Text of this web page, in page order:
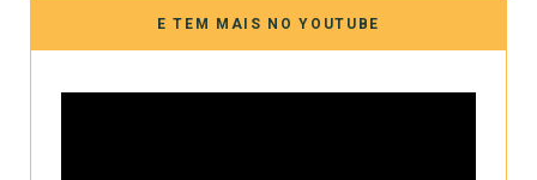
E TEM MAIS NO YOUTUBE